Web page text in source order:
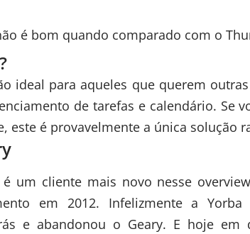
é bom quando comparado com o
ideal para aqueles que querem
de tarefas e calendário. Se
este é provavelmente a única solução
é um cliente mais novo nesse
em 2012. Infelizmente a
e abandonou o Geary. E hoje em